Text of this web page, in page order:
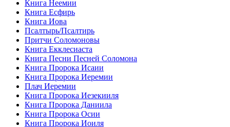
Книга Неемии
Книга Есфирь
Книга Иова
Псалтырь/Псалтирь
Притчи Соломоновы
Книга Екклесиаста
Книга Песни Песней Соломона
Книга Пророка Исаии
Книга Пророка Иеремии
Плач Иеремии
Книга Пророка Иезекииля
Книга Пророка Даниила
Книга Пророка Осии
Книга Пророка Иоиля